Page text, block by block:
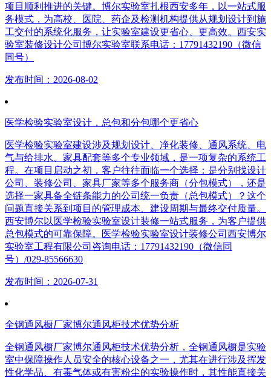
项目顺利推进的关键。博尔实验室扎根西安多年，以一站式服
务模式，为高校、医院、药企及检测机构提供从规划设计到施
工交付的系统化服务，让实验室建设更省心、更高效。西安实
验室装修设计公司博尔实验室联系电话：17791432190（微信
同号）
发布时间：2026-08-02
医学检验实验室设计，总包和分包哪个更省心
医学检验实验室建设涉及规划设计、净化装修、通风系统、电
气与给排水、家具配套等多个专业领域，是一项复杂的系统工
程。在项目启动之初，客户往往面临一个选择：是分别找设计
公司、装修公司、家具厂家等多个服务商（分包模式），还是
选择一家具备全链条能力的公司统一负责（总包模式）？这个
问题直接关系到项目的管理成本、建设周期与最终交付质量。
西安博尔以医学检验实验室设计装修一站式服务，为客户提供
总包模式的可靠保障。医学检验实验室设计装修公司西安博尔
实验室工程有限公司咨询电话：17791432190（微信同
号）/029-85566630
发布时间：2026-07-31
全钢通风橱厂家博尔通风柜技术优势分析
全钢通风橱厂家博尔通风柜技术优势分析，全钢通风橱是实验
室中保障操作人员安全的核心设备之一，尤其在进行涉及挥发
性化学品、有毒气体或有害粉尘的实验操作时，其性能直接关